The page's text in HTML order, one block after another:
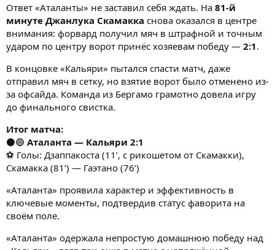
Ответ «Аталанты» не заставил себя ждать. На 81-й
минуте Джанлука Скамакка снова оказался в центре
внимания: форвард получил мяч в штрафной и точным
ударом по центру ворот принёс хозяевам победу — 2:1.
В концовке «Кальяри» пытался спасти матч, даже
отправил мяч в сетку, но взятие ворот было отменено из-
за офсайда. Команда из Бергамо грамотно довела игру
до финального свистка.
Итог матча:
⚫🔵 Аталанта — Кальяри 2:1
⚽ Голы: Дзаппакоста (11’, с рикошетом от Скамакки),
Скамакка (81’) — Гаэтано (76’)
«Аталанта» проявила характер и эффективность в
ключевые моменты, подтвердив статус фаворита на
своём поле.
«Аталанта» одержала непростую домашнюю победу над